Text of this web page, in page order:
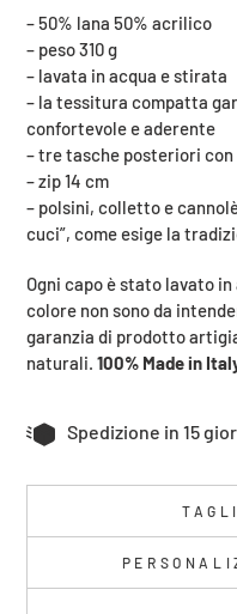
del
prodotto
nel
carrello
– 50% lana 50% acrilico
– peso 310 g
– lavata in acqua e stirata
– la tessitura compatta
confortevole e aderente
– tre tasche posteriori
– zip 14 cm
– polsini, colletto e
cuci”, come esige la
Ogni capo è stato lavato
colore non sono da
garanzia di prodotto
naturali. 100% Made in
Spedizione in 15